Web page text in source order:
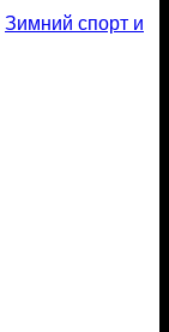
Зимний спорт и